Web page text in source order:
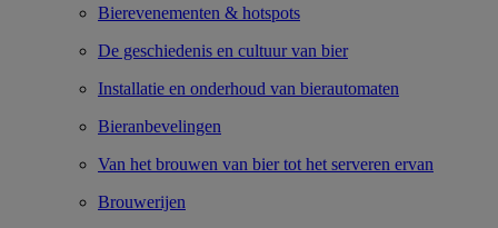
Bierevenementen & hotspots
De geschiedenis en cultuur van bier
Installatie en onderhoud van bierautomaten
Bieranbevelingen
Van het brouwen van bier tot het serveren ervan
Brouwerijen